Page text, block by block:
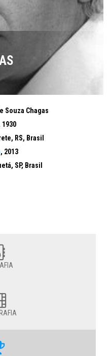
Souza Chagas
1930
RS, Brasil
, 2013
SP, Brasil